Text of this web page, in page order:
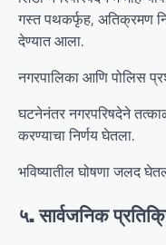
गस्त पथकर्फृह, अतिक्रमण
देण्यात आला.
नगरपालिका आणि पोलिस
घटनेनंतर नगरपरिषदेने
करण्याचा निर्णय घेतला.
भविष्यातील घोषणा जलद
५. सार्वजनिक